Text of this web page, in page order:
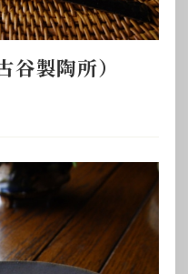
製陶所）